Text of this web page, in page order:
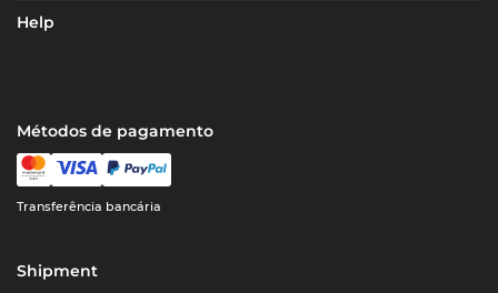
Help
Métodos de pagamento
Transferência bancária
Shipment